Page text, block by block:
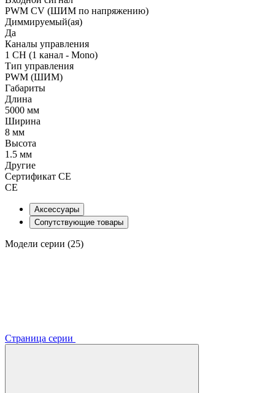
PWM СV (ШИМ по напряжению)
Диммируемый(ая)
Да
Каналы управления
1 CH (1 канал - Mono)
Тип управления
PWM (ШИМ)
Габариты
Длина
5000 мм
Ширина
8 мм
Высота
1.5 мм
Другие
Сертификат CE
CE
Аксессуары
Сопутствующие товары
Модели серии (25)
Страница серии